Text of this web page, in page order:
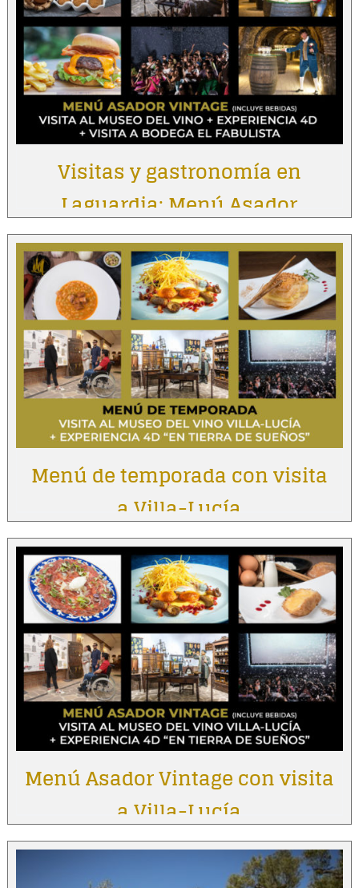
Visitas y gastronomía en
Laguardia: Menú Asador
Vintage
Menú de temporada con visita
a Villa-Lucía
Menú Asador Vintage con visita
a Villa-Lucía